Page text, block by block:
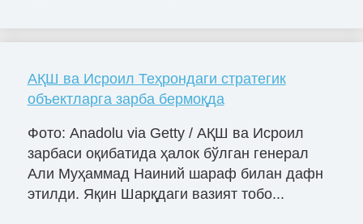
АҚШ ва Исроил Теҳрондаги стратегик
объектларга зарба бермоқда
Фото: Anadolu via Getty / АҚШ ва Исроил
зарбаси оқибатида ҳалок бўлган генерал
Али Муҳаммад Наиний шараф билан дафн
этилди. Яқин Шарқдаги вазият тобо...